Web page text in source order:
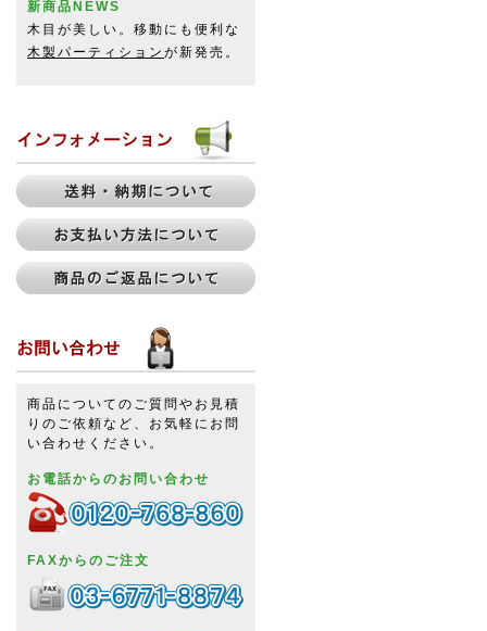
新商品NEWS
木目が美しい。移動にも便利な
木製パーティション が新発売。
商品についてのご質問やお見積
りのご依頼など、お気軽にお問
い合わせください。
お電話からのお問い合わせ
FAXからのご注文